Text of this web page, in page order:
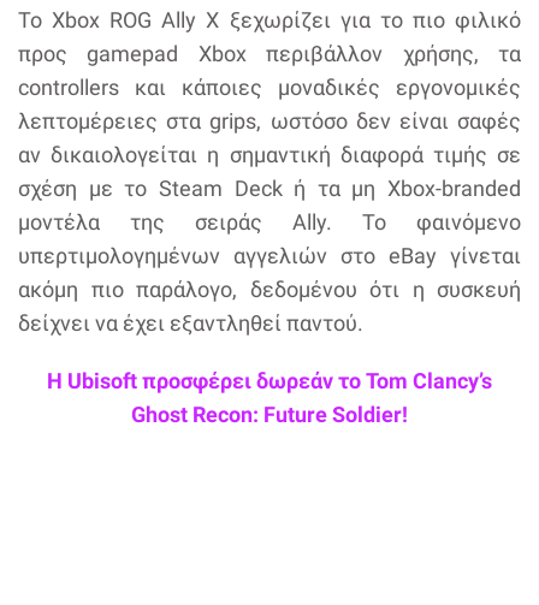
Το Xbox ROG Ally X ξεχωρίζει για το πιο φιλικό
προς gamepad Xbox περιβάλλον χρήσης, τα
controllers και κάποιες μοναδικές εργονομικές
λεπτομέρειες στα grips, ωστόσο δεν είναι σαφές
αν δικαιολογείται η σημαντική διαφορά τιμής σε
σχέση με το Steam Deck ή τα μη Xbox-branded
μοντέλα της σειράς Ally. Το φαινόμενο
υπερτιμολογημένων αγγελιών στο eBay γίνεται
ακόμη πιο παράλογο, δεδομένου ότι η συσκευή
δείχνει να έχει εξαντληθεί παντού.
Η Ubisoft προσφέρει δωρεάν το Tom Clancy’s
Ghost Recon: Future Soldier!